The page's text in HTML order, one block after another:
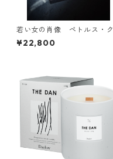
若い女の肖像 ペトルス・ク
リストゥス オブジェ 056
¥22,800